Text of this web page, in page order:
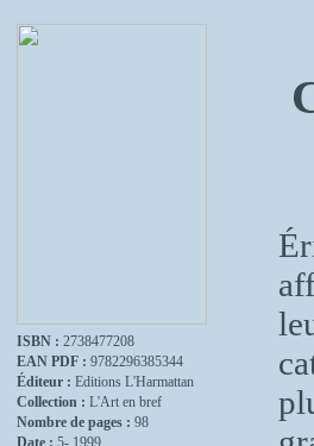
ISBN : 2738477208
EAN PDF : 9782296385344
Éditeur : Editions L'Harmattan
Collection : L'Art en bref
Nombre de pages : 98
Date : 5- 1999